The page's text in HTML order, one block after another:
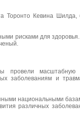
Торонто Кевина Шилда,
рисками для
провели масштабную
заболеваниям и
национальными
различных